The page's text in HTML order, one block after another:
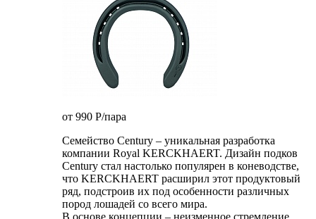
от 990 P/пара
Семейство Century – уникальная разработка
компании Royal KERCKHAERT. Дизайн подков
Century стал настолько популярен в коневодстве,
что KERCKHAERT расширил этот продуктовый
ряд, подстроив их под особенности различных
пород лошадей со всего мира.
В основе концепции – неизменное стремление